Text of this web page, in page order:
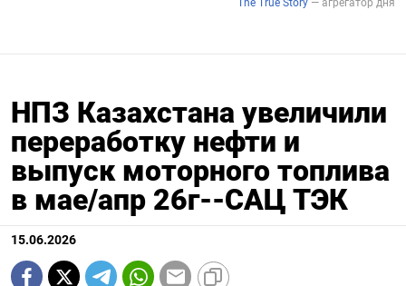
НПЗ Казахстана увеличили
переработку нефти и
выпуск моторного топлива
в мае/апр 26г--САЦ ТЭК
15.06.2026